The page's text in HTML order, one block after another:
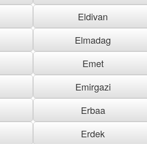
Eldivan
Elmadag
Emet
Emirgazi
Erbaa
Erdek